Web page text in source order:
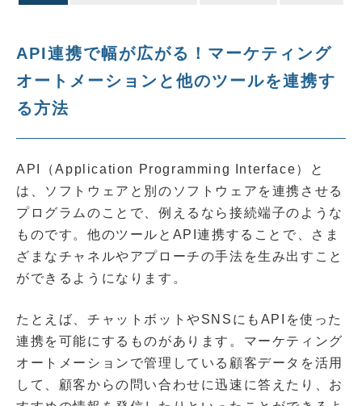
API連携で幅が広がる！マーケティング
オートメーションと他のツールを連携す
る方法
API（Application Programming Interface）と
は、ソフトウェアと別のソフトウェアを連携させる
プログラムのことで、例えるなら接続端子のような
ものです。他のツールとAPI連携することで、さま
ざまなチャネルやアプローチの手法を生み出すこと
ができるようになります。
たとえば、チャットボットやSNSにもAPIを使った
連携を可能にするものがあります。マーケティング
オートメーションで管理している顧客データを活用
して、顧客からの問い合わせに迅速に答えたり、お